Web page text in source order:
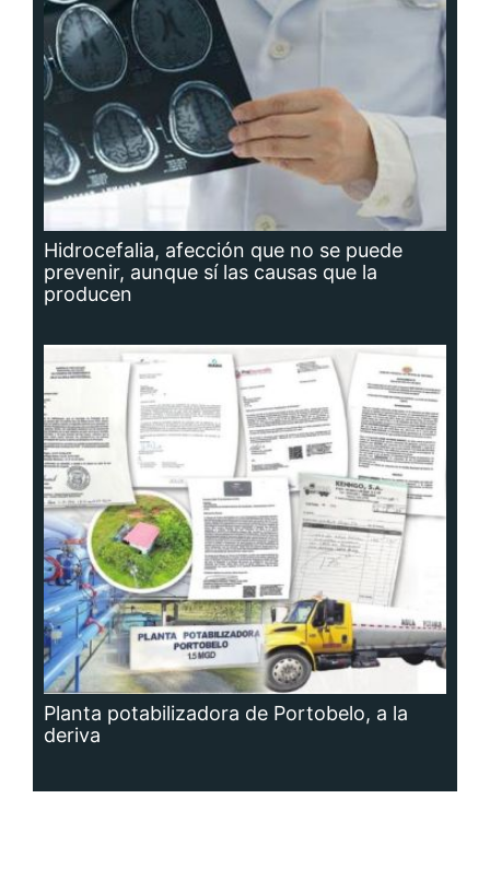
Hidrocefalia, afección que no se puede
prevenir, aunque sí las causas que la
producen
Planta potabilizadora de Portobelo, a la
deriva